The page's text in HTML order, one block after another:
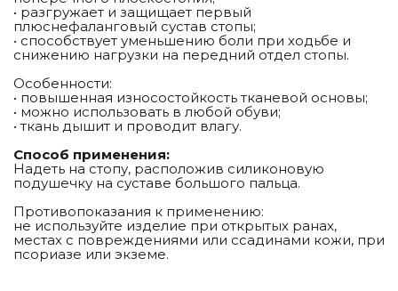
• разгружает и защищает первый
плюснефаланговый сустав стопы;
• способствует уменьшению боли при ходьбе и
снижению нагрузки на передний отдел стопы.
Особенности:
• повышенная износостойкость тканевой основы;
• можно использовать в любой обуви;
• ткань дышит и проводит влагу.
Способ применения:
Надеть на стопу, расположив силиконовую
подушечку на суставе большого пальца.
Противопоказания к применению:
не используйте изделие при открытых ранах,
местах с повреждениями или ссадинами кожи, при
псориазе или экземе.